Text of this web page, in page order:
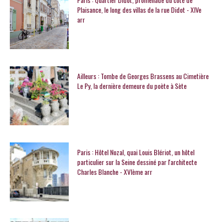
Plaisance, le long des villas de la rue Didot - XIVe
arr
Ailleurs : Tombe de Georges Brassens au Cimetière
Le Py, la dernière demeure du poète à Sète
Paris : Hôtel Nozal, quai Louis Blériot, un hôtel
particulier sur la Seine dessiné par l'architecte
Charles Blanche - XVIème arr